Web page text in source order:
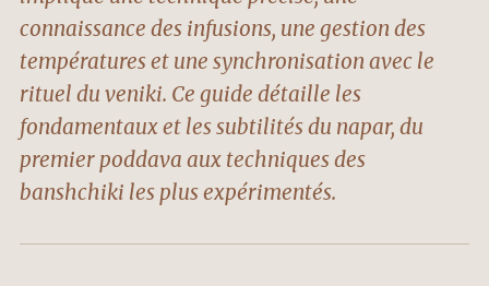
connaissance des infusions, une gestion des
températures et une synchronisation avec le
rituel du veniki. Ce guide détaille les
fondamentaux et les subtilités du napar, du
premier poddava aux techniques des
banshchiki les plus expérimentés.